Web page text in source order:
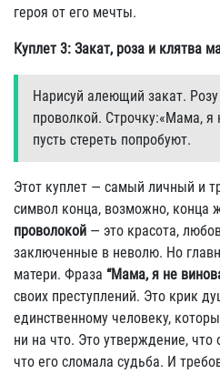
героя от его мечты.
Куплет 3: Закат, роза и клятва
Hаpисyй алеющий закат.
пpоволкой. Стpочкy:«Мама, я
пyсть стеpеть попpобyют.
Этот куплет — самый личный и
символ конца, возможно, конца
проволокой — это красота,
заключенные в неволю. Но
матери. Фраза “Мама, я не
своих преступлений. Это крик
единственному человеку,
ни на что. Это утверждение,
что его сломала судьба. И